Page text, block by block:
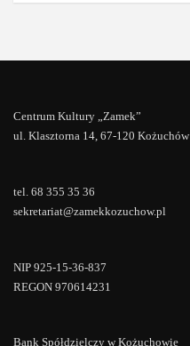
Centrum Kultury „Zamek”
ul. Klasztorna 14, 67-120 Kożuchów
tel. 68 355 35 36
sekretariat@zamekkozuchow.pl
NIP 925-15-36-837
REGON 970614231
Bank Spółdzielczy w Kożuchowie